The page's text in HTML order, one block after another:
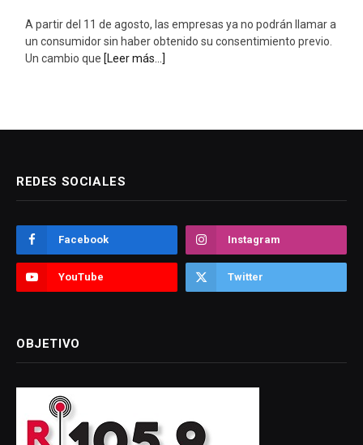
A partir del 11 de agosto, las empresas ya no podrán llamar a
un consumidor sin haber obtenido su consentimiento previo.
Un cambio que [Leer más...]
REDES SOCIALES
Facebook Instagram
YouTube Twitter
OBJETIVO